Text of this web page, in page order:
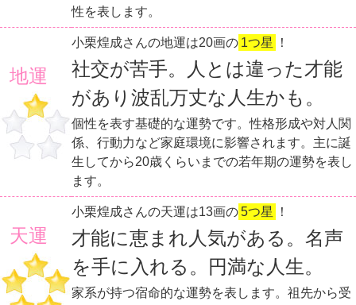
性を表します。
地運
小栗煌成さんの地運は20画の 1つ星 ！
社交が苦手。人とは違った才能
があり波乱万丈な人生かも。
個性を表す基礎的な運勢です。性格形成や対人関
係、行動力など家庭環境に影響されます。主に誕
生してから20歳くらいまでの若年期の運勢を表し
ます。
天運
小栗煌成さんの天運は13画の5つ星 ！
才能に恵まれ人気がある。名声
を手に入れる。円満な人生。
家系が持つ宿命的な運勢を表します。祖先から受